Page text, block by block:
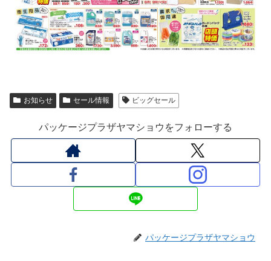
お知らせ セール情報 ビッグセール
パッケージプラザヤマショウをフォローする
パッケージプラザヤマショウ